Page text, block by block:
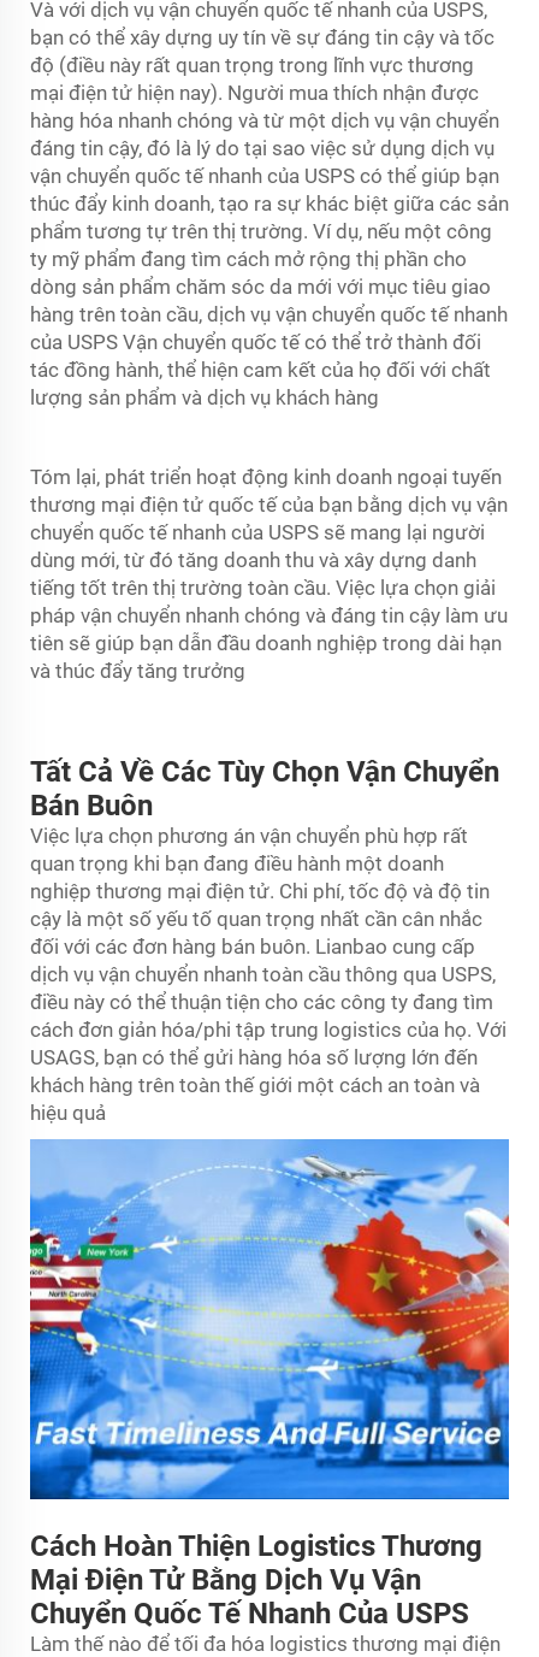
Và với dịch vụ vận chuyển quốc tế nhanh của USPS,
bạn có thể xây dựng uy tín về sự đáng tin cậy và tốc
độ (điều này rất quan trọng trong lĩnh vực thương
mại điện tử hiện nay). Người mua thích nhận được
hàng hóa nhanh chóng và từ một dịch vụ vận chuyển
đáng tin cậy, đó là lý do tại sao việc sử dụng dịch vụ
vận chuyển quốc tế nhanh của USPS có thể giúp bạn
thúc đẩy kinh doanh, tạo ra sự khác biệt giữa các sản
phẩm tương tự trên thị trường. Ví dụ, nếu một công
ty mỹ phẩm đang tìm cách mở rộng thị phần cho
dòng sản phẩm chăm sóc da mới với mục tiêu giao
hàng trên toàn cầu, dịch vụ vận chuyển quốc tế nhanh
của USPS Vận chuyển quốc tếcó thể trở thành đối
tác đồng hành, thể hiện cam kết của họ đối với chất
lượng sản phẩm và dịch vụ khách hàng
Tóm lại, phát triển hoạt động kinh doanh ngoại tuyến
thương mại điện tử quốc tế của bạn bằng dịch vụ vận
chuyển quốc tế nhanh của USPS sẽ mang lại người
dùng mới, từ đó tăng doanh thu và xây dựng danh
tiếng tốt trên thị trường toàn cầu. Việc lựa chọn giải
pháp vận chuyển nhanh chóng và đáng tin cậy làm ưu
tiên sẽ giúp bạn dẫn đầu doanh nghiệp trong dài hạn
và thúc đẩy tăng trưởng
Tất Cả Về Các Tùy Chọn Vận Chuyển
Bán Buôn
Việc lựa chọn phương án vận chuyển phù hợp rất
quan trọng khi bạn đang điều hành một doanh
nghiệp thương mại điện tử. Chi phí, tốc độ và độ tin
cậy là một số yếu tố quan trọng nhất cần cân nhắc
đối với các đơn hàng bán buôn. Lianbao cung cấp
dịch vụ vận chuyển nhanh toàn cầu thông qua USPS,
điều này có thể thuận tiện cho các công ty đang tìm
cách đơn giản hóa/phi tập trung logistics của họ. Với
USAGS, bạn có thể gửi hàng hóa số lượng lớn đến
khách hàng trên toàn thế giới một cách an toàn và
hiệu quả
Cách Hoàn Thiện Logistics Thương
Mại Điện Tử Bằng Dịch Vụ Vận
Chuyển Quốc Tế Nhanh Của USPS
Làm thế nào để tối đa hóa logistics thương mại điện